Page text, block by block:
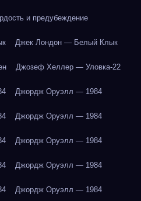
и предубеждение
Джек Лондон — Белый Клык
Джозеф Хеллер — Уловка-22
Джордж Оруэлл — 1984
Джордж Оруэлл — 1984
Джордж Оруэлл — 1984
Джордж Оруэлл — 1984
Джордж Оруэлл — 1984